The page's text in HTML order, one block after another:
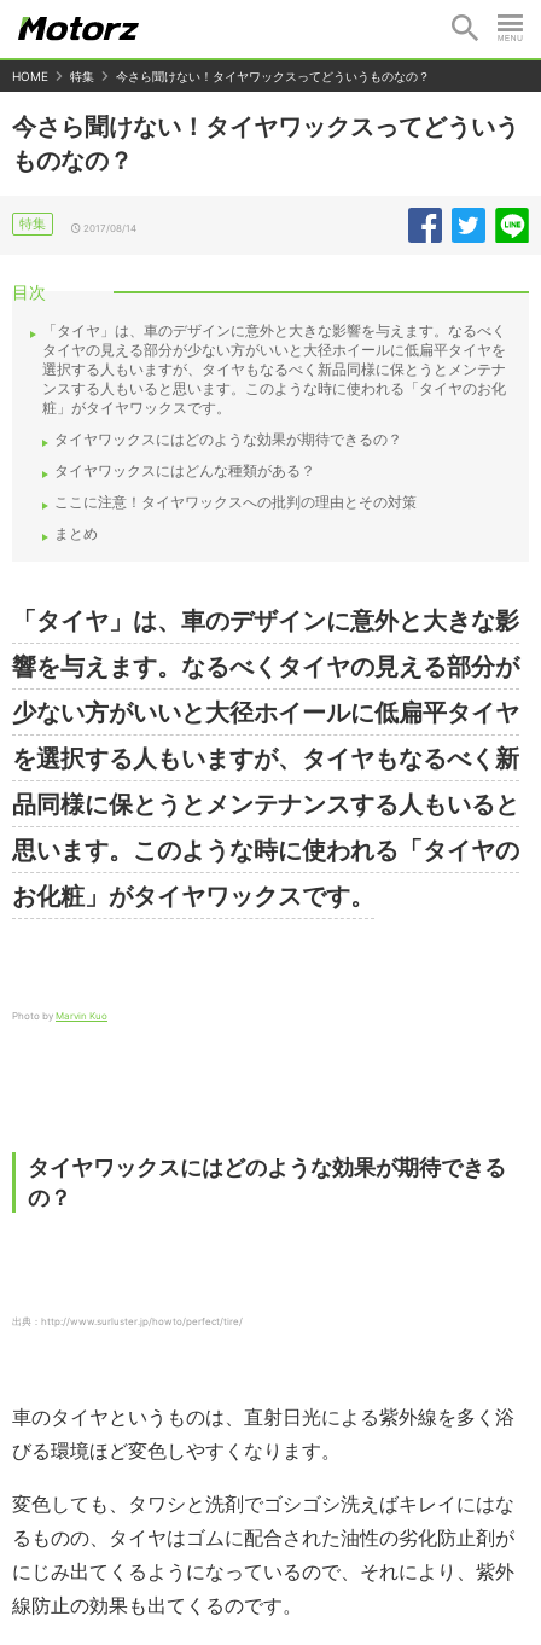
HOME 特集 今さら聞けない！タイヤワックスってどういうものなの？
今さら聞けない！タイヤワックスってどういう
ものなの？
特集 2017/08/14
目次
「タイヤ」は、車のデザインに意外と大きな影響を与えます。なるべく
タイヤの見える部分が少ない方がいいと大径ホイールに低扁平タイヤを
選択する人もいますが、タイヤもなるべく新品同様に保とうとメンテナ
ンスする人もいると思います。このような時に使われる「タイヤのお化
粧」がタイヤワックスです。
タイヤワックスにはどのような効果が期待できるの？
タイヤワックスにはどんな種類がある？
ここに注意！タイヤワックスへの批判の理由とその対策
まとめ
「タイヤ」は、車のデザインに意外と大きな影
響を与えます。なるべくタイヤの見える部分が
少ない方がいいと大径ホイールに低扁平タイヤ
を選択する人もいますが、タイヤもなるべく新
品同様に保とうとメンテナンスする人もいると
思います。このような時に使われる「タイヤの
お化粧」がタイヤワックスです。
Photo by Marvin Kuo
タイヤワックスにはどのような効果が期待できる
の？
出典：http://www.surluster.jp/howto/perfect/tire/
車のタイヤというものは、直射日光による紫外線を多く浴
びる環境ほど変色しやすくなります。
変色しても、タワシと洗剤でゴシゴシ洗えばキレイにはな
るものの、タイヤはゴムに配合された油性の劣化防止剤が
にじみ出てくるようになっているので、それにより、紫外
線防止の効果も出てくるのです。